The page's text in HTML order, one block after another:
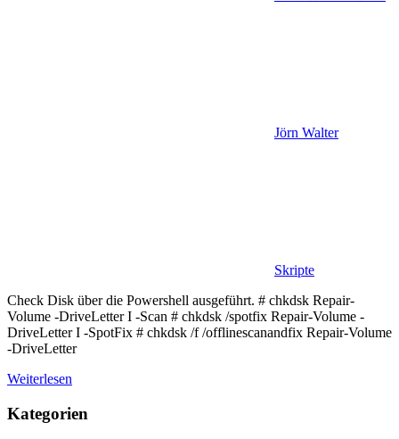
Jörn Walter
Skripte
Check Disk über die Powershell ausgeführt. # chkdsk Repair-
Volume -DriveLetter I -Scan # chkdsk /spotfix Repair-Volume -
DriveLetter I -SpotFix # chkdsk /f /offlinescanandfix Repair-Volume
-DriveLetter
Weiterlesen
Kategorien